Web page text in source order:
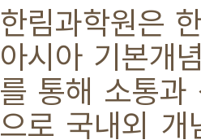
한림과학원은
아시아 기본개
를 통해 소통과
으로 국내외